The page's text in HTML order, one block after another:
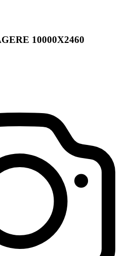
10000X2460